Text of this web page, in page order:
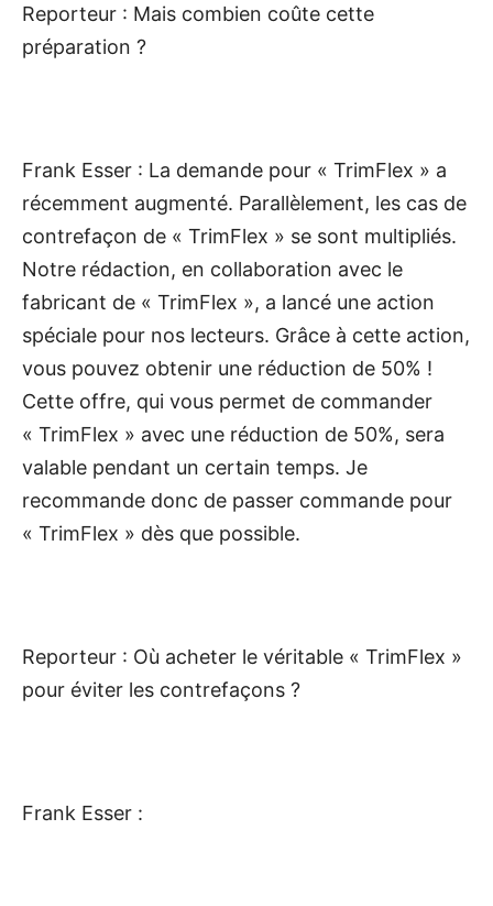
Reporteur : Mais combien coûte cette
préparation ?
Frank Esser : La demande pour « TrimFlex » a
récemment augmenté. Parallèlement, les cas de
contrefaçon de « TrimFlex » se sont multipliés.
Notre rédaction, en collaboration avec le
fabricant de « TrimFlex », a lancé une action
spéciale pour nos lecteurs. Grâce à cette action,
vous pouvez obtenir une réduction de 50% !
Cette offre, qui vous permet de commander
« TrimFlex » avec une réduction de 50%, sera
valable pendant un certain temps. Je
recommande donc de passer commande pour
« TrimFlex » dès que possible.
Reporteur : Où acheter le véritable « TrimFlex »
pour éviter les contrefaçons ?
Frank Esser :